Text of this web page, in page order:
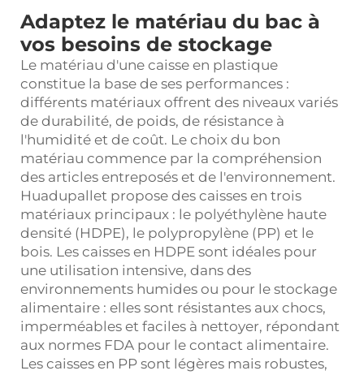
Adaptez le matériau du bac à
vos besoins de stockage
Le matériau d'une caisse en plastique
constitue la base de ses performances :
différents matériaux offrent des niveaux variés
de durabilité, de poids, de résistance à
l'humidité et de coût. Le choix du bon
matériau commence par la compréhension
des articles entreposés et de l'environnement.
Huadupallet propose des caisses en trois
matériaux principaux : le polyéthylène haute
densité (HDPE), le polypropylène (PP) et le
bois. Les caisses en HDPE sont idéales pour
une utilisation intensive, dans des
environnements humides ou pour le stockage
alimentaire : elles sont résistantes aux chocs,
imperméables et faciles à nettoyer, répondant
aux normes FDA pour le contact alimentaire.
Les caisses en PP sont légères mais robustes,